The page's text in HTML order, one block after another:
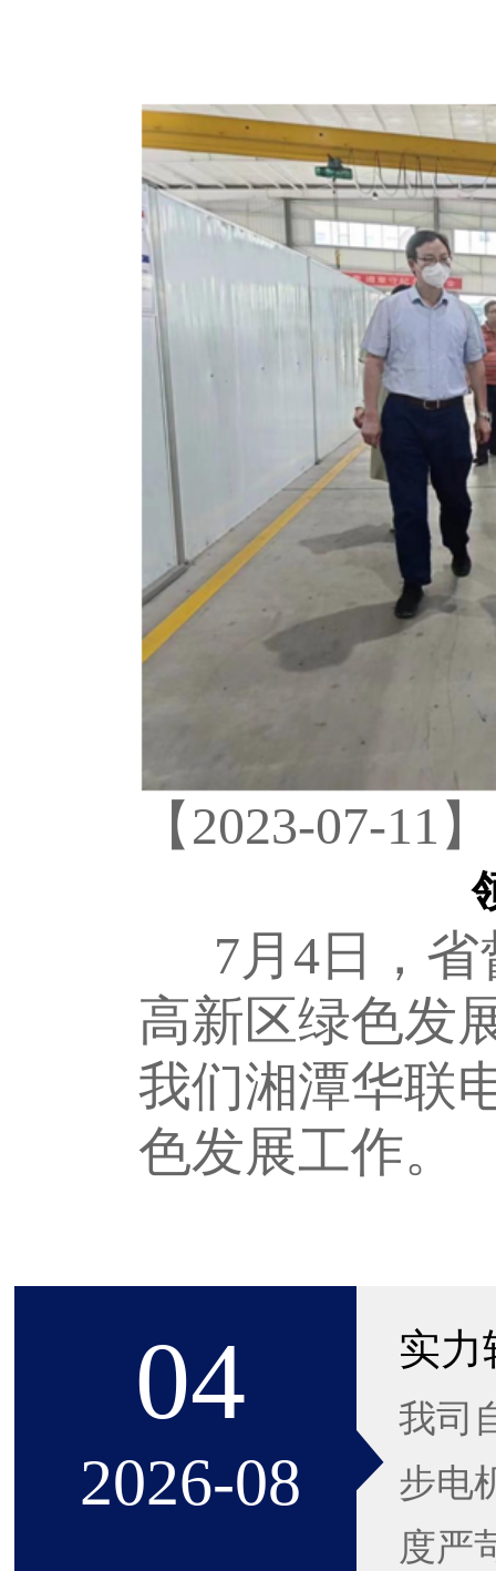
【2023-07-11】
7月4日，
高新区绿色发
我们湘潭华联
色发展工作。
04
2026-08
我司
步电
度严